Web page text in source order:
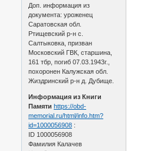
Доп. информация из
документа: уроженец
Саратовская обл.
Ртищевский р-н с.
Салтыковка, призван
Московский ГВК, старшина,
161 тбр, погиб 07.03.1943г.,
похоронен Калужская обл.
Жиздринский р-н д. Дубище.
Информация из Книги
Памяти https://obd-
memorial.ru/html/info.htm?
id=1000056908 :
ID 1000056908
Фамилия Калачев